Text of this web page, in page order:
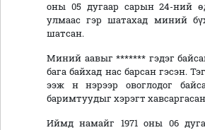
оны 05 дугаар сарын 24-ний
улмаас гэр шатахад миний
шатсан.
Миний аавыг ******* гэдэг
бага байхад нас барсан гэсэн.
ээж н нэрээр овоглодог
баримтуудыг хэрэгт
Иймд намайг 1971 оны 06